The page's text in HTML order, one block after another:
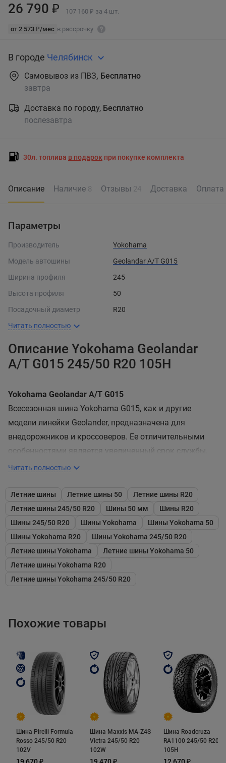
26 790 ₽ 107 160 ₽ за 4 шт.
от 2 573 ₽/мес в рассрочку
В городе Челябинск
Самовывоз из ПВЗ, Бесплатно
завтра
Доставка по городу, Бесплатно
послезавтра
30л. топлива в подарок при покупке комплекта
Описание Наличие 8 Отзывы 24 Доставка Оплата
Параметры
Производитель
Yokohama
Модель автошины
Geolandar A/T G015
Ширина профиля
245
Высота профиля
50
Посадочный диаметр
R20
Читать полностью
Описание Yokohama Geolandar
A/T G015 245/50 R20 105H
Yokohama Geolandar A/T G015
Всесезонная шина Yokohama G015, как и другие
модели линейки Geolander, предназначена для
внедорожников и кроссоверов. Ее отличительными
особенностями является увеличенный срок службы,
надежные сцепные свойства на любом покрытии,
надежность.
Продолжительный срок службы
Одним из ключевых нововведений данной модели
является состав резиновой смеси. Она отличается
наличием полимеров и апельсинового масла. С их
помощью японские шинники существенно повысили
знать в виде способности сохранять целостность
значительными механическими и температурными
нагрузками.
Еще одним фактором, обуславливающим
продолжительный срок службы шины, являются 3D-
ламели. Помимо формирования многочисленных
сцепных кромок эти протекторные элементы
выполняют еще одну функцию. Они обеспечивают
Читать полностью
Летние шины Летние шины 50
Летние шины R20
Летние шины 245/50 R20
Шины 50 мм
Шины R20
Шины 245/50 R20
Шины Yokohama
Шины Yokohama 50
Шины Yokohama R20
Шины Yokohama 245/50 R20
Летние шины Yokohama
Летние шины Yokohama 50
Летние шины Yokohama R20
Летние шины Yokohama 245/50 R20
Похожие товары
Шина Pirelli Formula
Rosso 245/50 R20
102V
Шина Maxxis MA-Z4S
Victra 245/50 R20
102W
Шина Roadcruza
RA1100 245/50 R20
105H